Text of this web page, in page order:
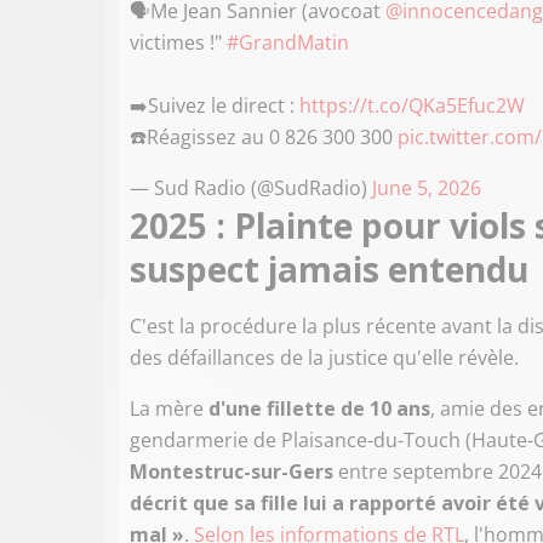
🗣️Me Jean Sannier (avocoat
victimes !"#GrandMatin
➡️Suivez le direct : https://t.co/QKa5Efuc2W
☎️Réagissez au 0 826 300 300 pic.twitter.com/
— Sud Radio (@SudRadio) June 5, 2026
2025 : Plainte pour viols
suspect jamais entendu
C'est la procédure la plus récente avant la
des défaillances de la justice qu'elle révèle.
La mère d'une fillette de 10 ans, amie des
gendarmerie de Plaisance-du-Touch
Montestruc-sur-Gers entre septembre
décrit que sa fille lui a rapporté avoir été
mal ». Selon les informations de RTL,